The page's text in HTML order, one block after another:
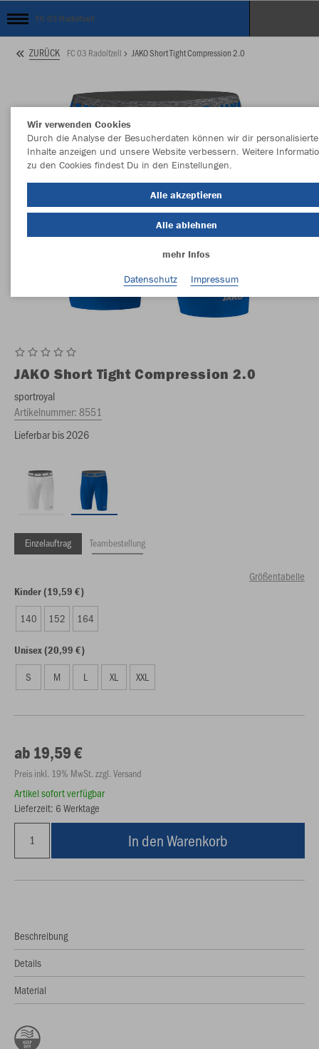
FC 03 Radolfzell
ZURÜCK FC 03 Radolfzell JAKO Short Tight Compression 2.0
JAKO Short Tight Compression 2.0
sportroyal
Artikelnummer:8551
Lieferbar bis 2026
Einzelauftrag Teambestellung
Größentabelle
Kinder (19,59 €)
140 152 164
Unisex (20,99 €)
S M L XL XXL
ab 19,59 €
Preis inkl. 19% MwSt. zzgl. Versand
Artikel sofort verfügbar
Lieferzeit: 6 Werktage
In den Warenkorb
Beschreibung
Details
Material
Wir verwenden Cookies
Durch die Analyse der Besucherdaten können wir dir personalisierte
Inhalte anzeigen und unsere Website verbessern. Weitere
zu den Cookies findest Du in den Einstellungen.
Alle akzeptieren
Alle ablehnen
mehr Infos
Datenschutz
Impressum